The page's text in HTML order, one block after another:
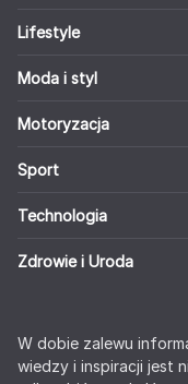
Lifestyle
Moda i styl
Motoryzacja
Sport
Technologia
Zdrowie i Uroda
W dobie zalewu
wiedzy i inspiracji jest